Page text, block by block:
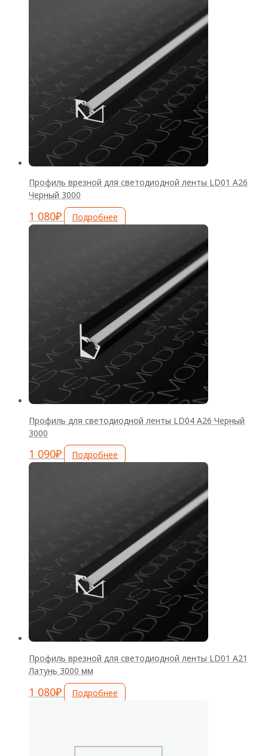
Профиль врезной для светодиодной ленты LD01 А26
Черный 3000
1 080₽ Подробнее
Профиль для светодиодной ленты LD04 А26 Черный
3000
1 090₽ Подробнее
Профиль врезной для светодиодной ленты LD01 А21
Латунь 3000 мм
1 080₽ Подробнее